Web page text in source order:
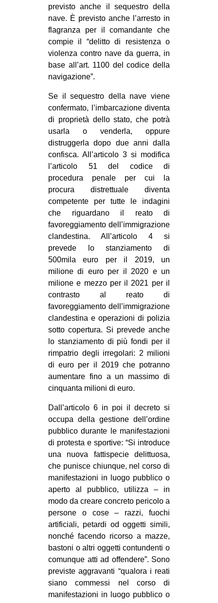
previsto anche il sequestro della
nave. È previsto anche l’arresto in
flagranza per il comandante che
compie il “delitto di resistenza o
violenza contro nave da guerra, in
base all’art. 1100 del codice della
navigazione”.
Se il sequestro della nave viene
confermato, l’imbarcazione diventa
di proprietà dello stato, che potrà
usarla o venderla, oppure
distruggerla dopo due anni dalla
confisca. All’articolo 3 si modifica
l’articolo 51 del codice di
procedura penale per cui la
procura distrettuale diventa
competente per tutte le indagini
che riguardano il reato di
favoreggiamento dell’immigrazione
clandestina. All’articolo 4 si
prevede lo stanziamento di
500mila euro per il 2019, un
milione di euro per il 2020 e un
milione e mezzo per il 2021 per il
contrasto al reato di
favoreggiamento dell’immigrazione
clandestina e operazioni di polizia
sotto copertura. Si prevede anche
lo stanziamento di più fondi per il
rimpatrio degli irregolari: 2 milioni
di euro per il 2019 che potranno
aumentare fino a un massimo di
cinquanta milioni di euro.
Dall’articolo 6 in poi il decreto si
occupa della gestione dell’ordine
pubblico durante le manifestazioni
di protesta e sportive: “Si introduce
una nuova fattispecie delittuosa,
che punisce chiunque, nel corso di
manifestazioni in luogo pubblico o
aperto al pubblico, utilizza – in
modo da creare concreto pericolo a
persone o cose – razzi, fuochi
artificiali, petardi od oggetti simili,
nonché facendo ricorso a mazze,
bastoni o altri oggetti contundenti o
comunque atti ad offendere”. Sono
previste aggravanti “qualora i reati
siano commessi nel corso di
manifestazioni in luogo pubblico o